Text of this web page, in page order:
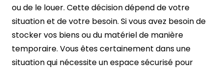
ou de le louer. Cette décision dépend de votre
situation et de votre besoin. Si vous avez besoin de
stocker vos biens ou du matériel de manière
temporaire. Vous êtes certainement dans une
situation qui nécessite un espace sécurisé pour